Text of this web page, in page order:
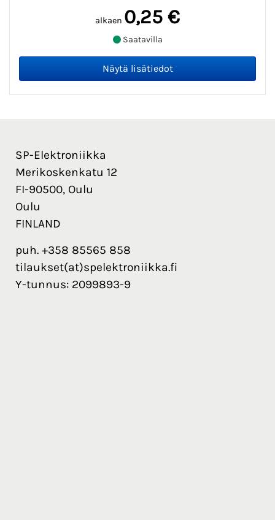
alkaen 0,25 €
Saatavilla
SP-Elektroniikka
Merikoskenkatu 12
FI-90500, Oulu
Oulu
FINLAND
puh. +358 85565 858
tilaukset(at)spelektroniikka.fi
Y-tunnus: 2099893-9